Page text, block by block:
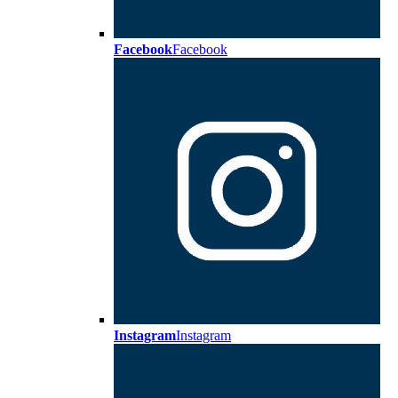
FacebookFacebook
InstagramInstagram